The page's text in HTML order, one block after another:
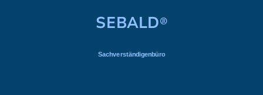
SEBALD®
Sachverständigenbüro